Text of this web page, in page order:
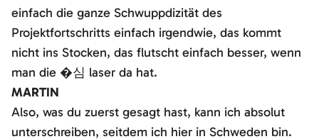
einfach die ganze Schwuppdizität des
Projektfortschritts einfach irgendwie, das kommt
nicht ins Stocken, das flutscht einfach besser, wenn
man die �심 laser da hat.
MARTIN
Also, was du zuerst gesagt hast, kann ich absolut
unterschreiben, seitdem ich hier in Schweden bin.